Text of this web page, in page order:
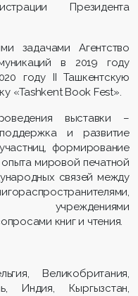
Президента
задачами Агентство
в 2019 году
году II Ташкентскую
«Tashkent Book Fest».
выставки –
и развитие
формирование
опыта мировой печатной
связей между
учреждениями
книг и чтения.
Великобритания,
Индия, Кыргызстан,